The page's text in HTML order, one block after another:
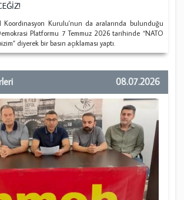
Koordinasyon Kurulu'nun da aralarında bulunduğu
Platformu 7 Temmuz 2026 tarihinde “NATO
diyerek bir basın açıklaması yaptı.
08.07.2026